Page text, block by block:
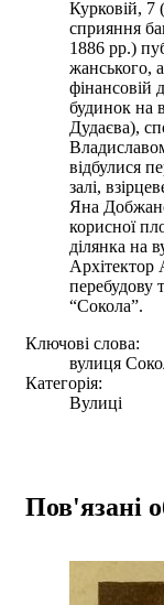
Курковій, 7
сприяння
1886 рр.)
жанського,
фінансовій
будинок на
Дудаєва),
відбулися
залі,
Яна
корисної
ділянка на
Архітектор
перебудову
“Сокола”.
Ключові слова:
вулиця
Категорія:
Вулиці
Пов'язані